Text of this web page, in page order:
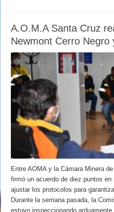
A.O.M.A Santa Cruz
Newmont Cerro Negro
Entre AOMA y la Cámara Minera
firmó un acuerdo de diez puntos
ajustar los protocolos para
Durante la semana pasada, la
estuvo inspeccionando